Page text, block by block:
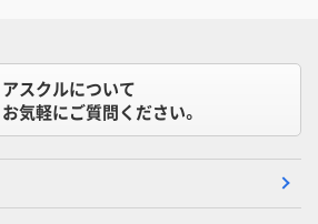
アスクルについて
お気軽にご質問ください。